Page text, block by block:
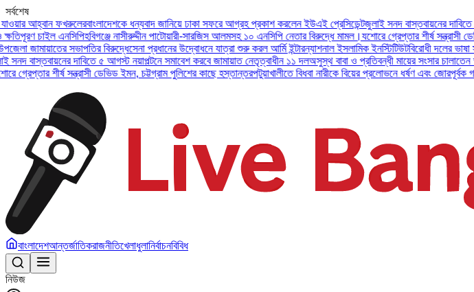
সর্বশেষ
ফখরুলেরবাংলাদেশকে ধন্যবাদ জানিয়ে ঢাকা সফরে আগ্রহ প্রকাশ করলেন ইউএই প্রেসিডেন্ট জুলাই সনদ বাস্তবায়নের দাবিতে ৫ আগস্ট
এনসিপিহবিগঞ্জে নাসীরুদ্দীন পাটোয়ারী-সারজিস আলমসহ ১০ এনসিপি নেতার বিরুদ্ধে মামল।যশোরে গ্রেপ্তার শীর্ষ সন্ত্রাসী ডেভিড ইমন,
সভাপতির বিরুদ্ধেসেনা প্রধানের উদ্বোধনে যাত্রা শুরু করল আর্মি ইন্টারন্যাশনাল ইসলামিক ইনস্টিটিউটবিরোধী দলের ভাষা সংঘাতের
দাবিতে ৫ আগস্ট নয়াপল্টনে সমাবেশ করবে জামায়াত নেতৃত্বাধীন ১১ দলঅসুস্থ বাবা ও প্রতিবন্ধী মায়ের সংসার চালাতেন আলিফ,
শীর্ষ সন্ত্রাসী ডেভিড ইমন, চট্টগ্রাম পুলিশের কাছে হস্তান্তরপটুয়াখালীতে বিধবা নারীকে বিয়ের প্রলোভনে ধর্ষণ এবং জোরপূর্বক গর্ভপাতের
বাংলাদেশআন্তর্জাতিকরাজনীতিখেলাধুলানির্বাচনবিবিধ
নিউজ